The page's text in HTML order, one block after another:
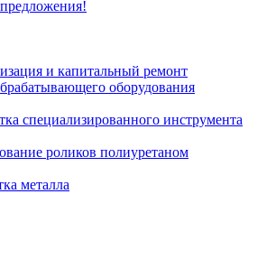
и капитальный ремонт
оборудования
специализированного инструмента
роликов полиуретаном
металла